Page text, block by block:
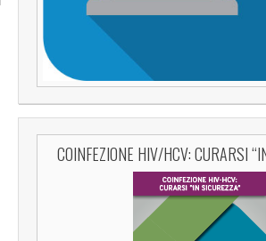
COINFEZIONE HIV/HCV: CURARSI